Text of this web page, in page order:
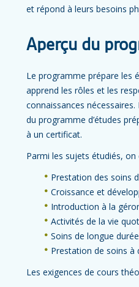
et répond à leurs besoins
Aperçu du
Le programme prépare les
apprend les rôles et les
connaissances
du programme d’études
à un certificat.
Parmi les sujets étudiés, on
Prestation des soins
Croissance et
Introduction à la
Activités de la vie
Soins de longue durée
Prestation de soins à
Les exigences de cours